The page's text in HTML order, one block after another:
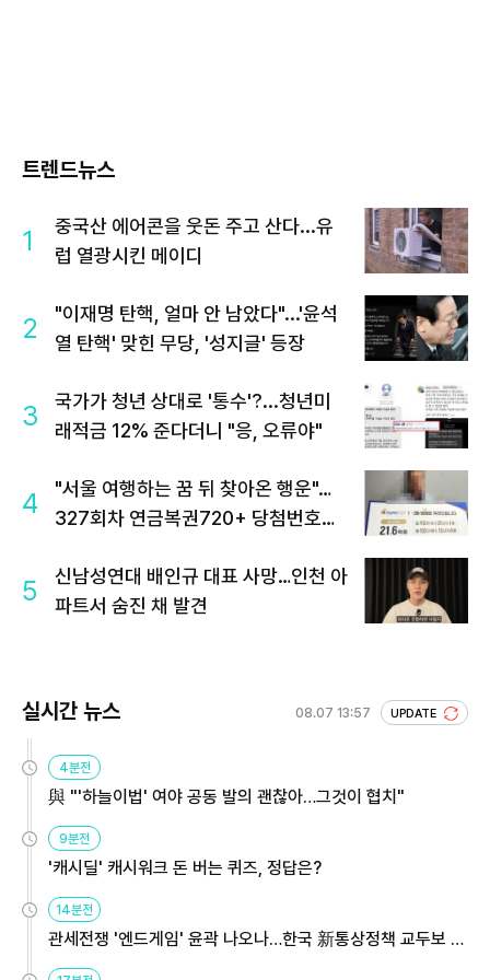
트렌드뉴스
1
중국산 에어콘을 웃돈 주고 산다...유
럽 열광시킨 메이디
2
"이재명 탄핵, 얼마 안 남았다"...'윤석
열 탄핵' 맞힌 무당, '성지글' 등장
3
국가가 청년 상대로 '통수'?...청년미
래적금 12% 준다더니 "응, 오류야"
4
"서울 여행하는 꿈 뒤 찾아온 행운"…
327회차 연금복권720+ 당첨번호조
5
신남성연대 배인규 대표 사망…인천 아
파트서 숨진 채 발견
실시간 뉴스 08.07 13:57 UPDATE
4분전
與 "'하늘이법' 여야 공동 발의 괜찮아…그것이 협치"
9분전
'캐시딜' 캐시워크 돈 버는 퀴즈, 정답은?
14분전
관세전쟁 '엔드게임' 윤곽 나오나…한국 新통상정책 교두보 활
용해야